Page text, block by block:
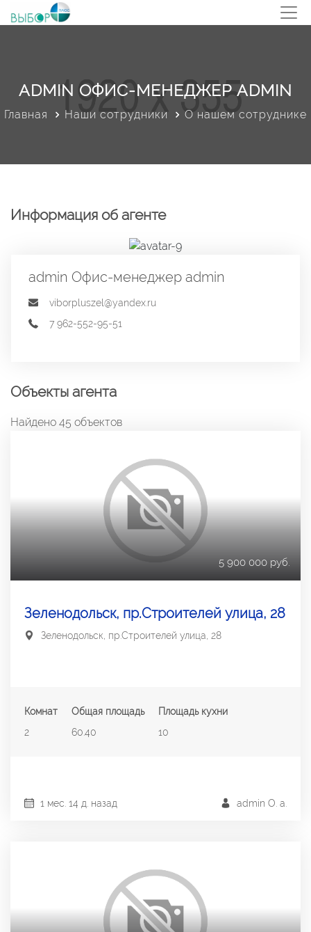
ADMIN ОФИС-МЕНЕДЖЕР ADMIN
Главная Наши сотрудники О нашем сотруднике
Информация об агенте
admin Офис-менеджер admin
viborpluszel@yandex.ru
7 962-552-95-51
Объекты агента
Найдено 45 объектов
5 900 000 руб.
Зеленодольск, пр.Строителей улица, 28
Зеленодольск, пр.Строителей улица, 28
Комнат
2
Общая площадь
60.40
Площадь кухни
10
admin О. a.
1 мес. 14 д. назад